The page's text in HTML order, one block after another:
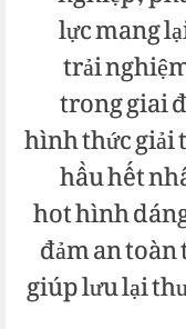
lực mang
trải
trong giai
hình thức
hầu hết
hot hình
đảm an
giúp lưu lại